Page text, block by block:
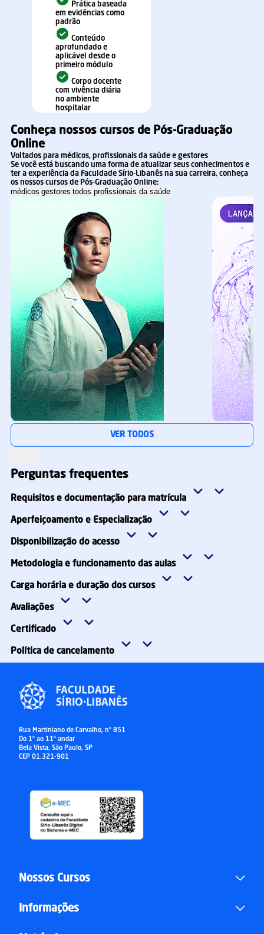
Prática baseada
em evidências como
padrão
Conteúdo
aprofundado e
aplicável desde o
primeiro módulo
Corpo docente
com vivência diária
no ambiente
hospitalar
Conheça nossos cursos de Pós-Graduação
Online
Voltados para médicos, profissionais da saúde e gestores
Se você está buscando uma forma de atualizar seus conhecimentos e
ter a experiência da Faculdade Sírio-Libanês na sua carreira, conheça
os nossos cursos de Pós-Graduação Online:
médicos gestores todos profissionais da saúde
Especialização
Inteligência Artificial e Ciência De Dados Em Saúde
Especialização
Neurociência
VER TODOS
Perguntas frequentes
Requisitos e documentação para matrícula
Aperfeiçoamento e Especialização
Disponibilização do acesso
Metodologia e funcionamento das aulas
Carga horária e duração dos cursos
Avaliações
Certificado
Política de cancelamento
Rua Martiniano de Carvalho, nº 851
Do 1º ao 11º andar
Bela Vista, São Paulo, SP
CEP 01.321-901
Nossos Cursos
Informações